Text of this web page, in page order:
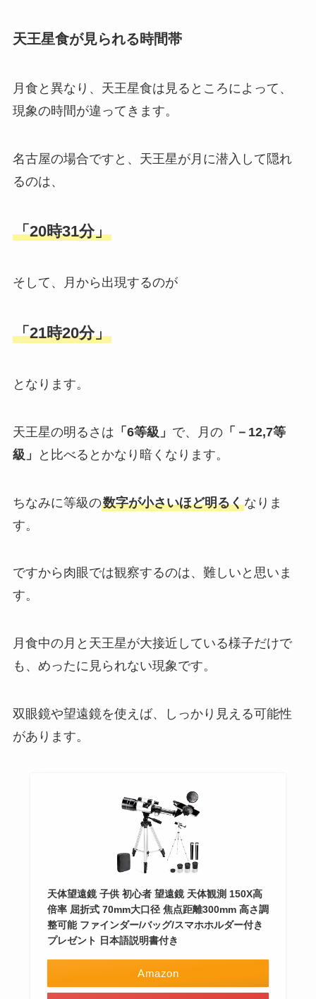
天王星食が見られる時間帯
月食と異なり、天王星食は見るところによって、
現象の時間が違ってきます。
名古屋の場合ですと、天王星が月に潜入して隠れ
るのは、
「20時31分」
そして、月から出現するのが
「21時20分」
となります。
天王星の明るさは 「6等級」 で、月の「－12,7等
級」
と比べるとかなり暗くなります。
ちなみに等級の数字が小さいほど明るくなりま
す。
ですから肉眼では観察するのは、難しいと思いま
す。
月食中の月と天王星が大接近している様子だけで
も、めったに見られない現象です。
双眼鏡や望遠鏡を使えば、しっかり見える可能性
があります。
天体望遠鏡 子供 初心者 望遠鏡 天体観測 150X高
倍率 屈折式 70mm大口径 焦点距離300mm 高さ調
整可能 ファインダー/バッグ/スマホホルダー付き
プレゼント 日本語説明書付き
Amazon